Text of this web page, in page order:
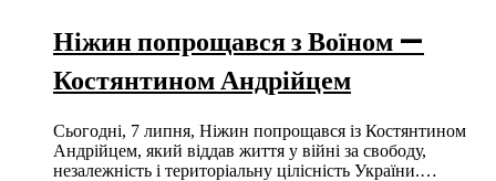
Ніжин попрощався з Воїном —
Костянтином Андрійцем
Сьогодні, 7 липня, Ніжин попрощався із Костянтином
Андрійцем, який віддав життя у війні за свободу,
незалежність і територіальну цілісність України.…